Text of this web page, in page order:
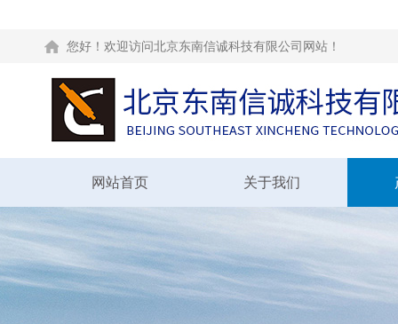
您好！欢迎访问北京东南信诚科技有限公司网站！
网站首页 关于我们